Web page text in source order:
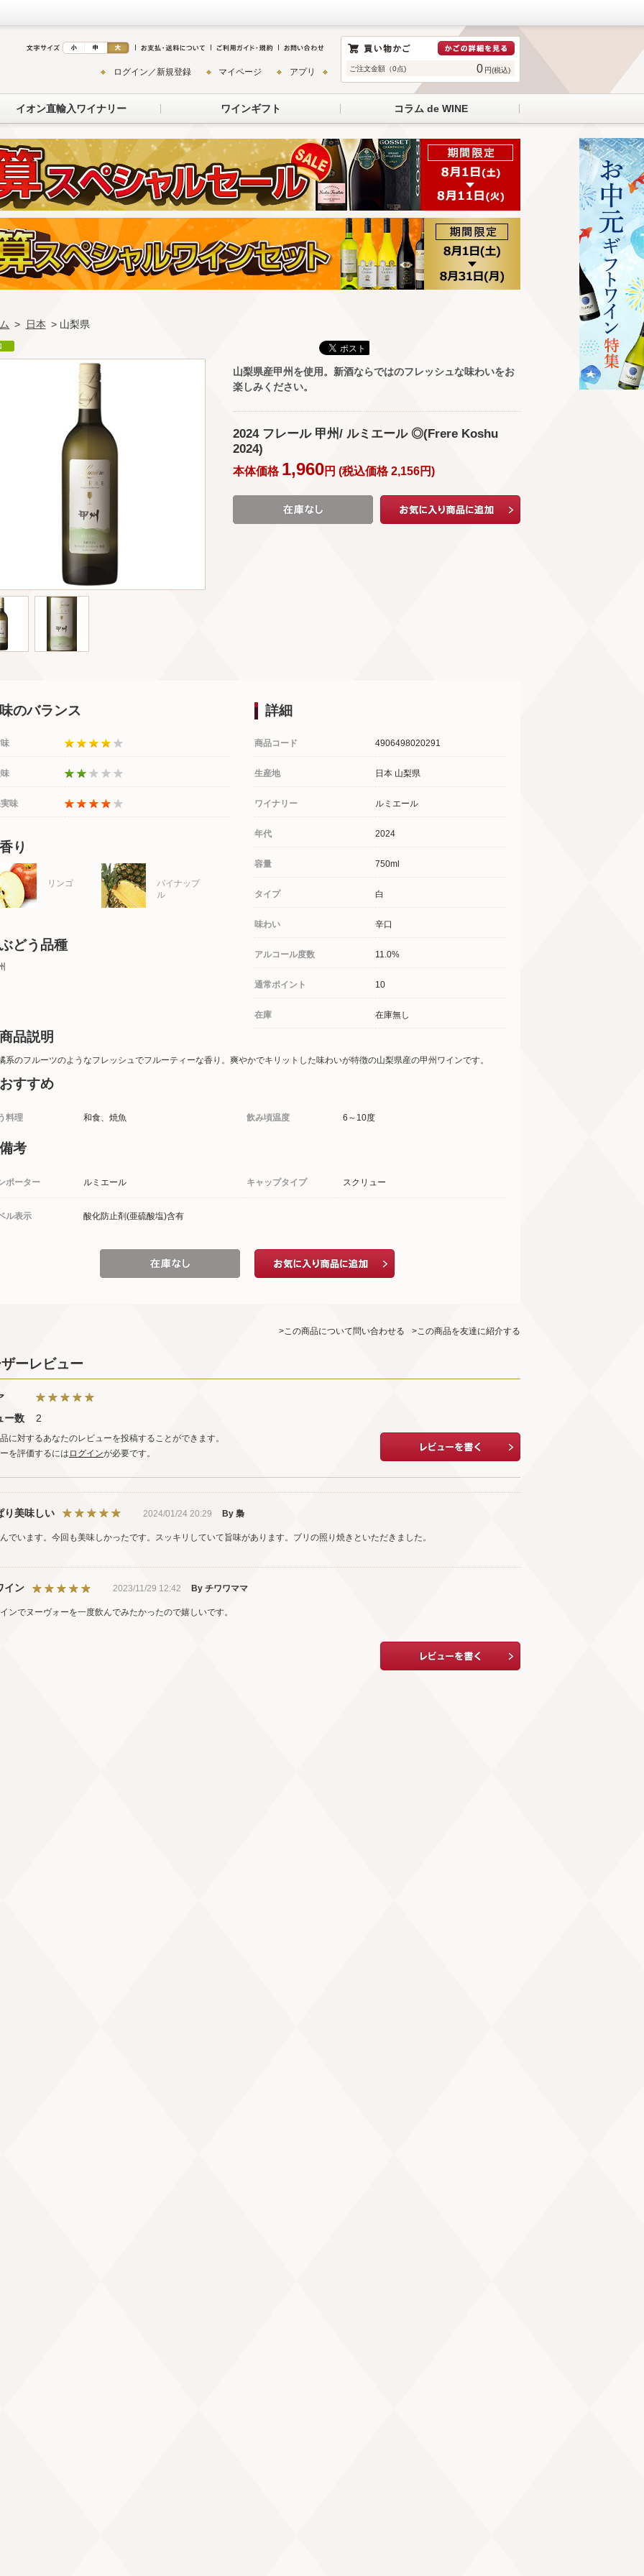
ご注文金額（0点) 0 円(税込)
ログイン／新規登録 マイページ アプリ
イオン直輸入ワイナリー ワインギフト コラム de WINE
> 日本 > 山梨県
山梨県産甲州を使用。新酒ならではのフレッシュな味わいをお
楽しみください。
2024 フレール 甲州/ ルミエール ◎(Frere Koshu
2024)
本体価格 1,960円 (税込価格2,156円)
詳細
商品コード 4906498020291
生産地 日本 山梨県
ワイナリー ルミエール
年代 2024
容量 750ml
タイプ 白
味わい 辛口
アルコール度数 11.0%
通常ポイント 10
在庫 在庫無し
味のバランス
味
香り
リンゴ
パイナップ
ル
ぶどう品種
商品説明
系のフルーツのようなフレッシュでフルーティーな香り。爽やかでキリットした味わいが特徴の山梨県産の甲州ワインです。
おすすめ
料理 和食、焼魚 飲み頃温度 6～10度
備考
ポーター ルミエール キャップタイプ スクリュー
ル表示 酸化防止剤(亜硫酸塩)含有
>この商品について問い合わせる >この商品を友達に紹介する
ーレビュー
ー数
2
に対するあなたのレビューを投稿することができます。
を評価するには ログインが必要です。
り美味しい 2024/01/24 20:29 By 梟
でいます。今回も美味しかったです。スッキリしていて旨味があります。ブリの照り焼きといただきました。
イン 2023/11/29 12:42 By チワワママ
ンでヌーヴォーを一度飲んでみたかったので嬉しいです。